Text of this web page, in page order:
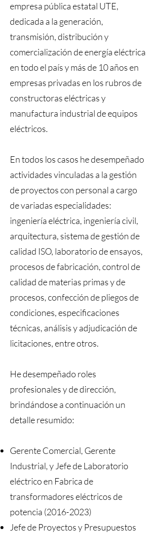
empresa pública estatal UTE,
dedicada a la generación,
transmisión, distribución y
comercialización de energía eléctrica
en todo el país y más de 10 años en
empresas privadas en los rubros de
constructoras eléctricas y
manufactura industrial de equipos
eléctricos.
En todos los casos he desempeñado
actividades vinculadas a la gestión
de proyectos con personal a cargo
de variadas especialidades:
ingeniería eléctrica, ingeniería civil,
arquitectura, sistema de gestión de
calidad ISO, laboratorio de ensayos,
procesos de fabricación, control de
calidad de materias primas y de
procesos, confección de pliegos de
condiciones, especificaciones
técnicas, análisis y adjudicación de
licitaciones, entre otros.
He desempeñado roles
profesionales y de dirección,
brindándose a continuación un
detalle resumido:
Gerente Comercial, Gerente
Industrial, y Jefe de Laboratorio
eléctrico en Fabrica de
transformadores eléctricos de
potencia (2016-2023)
Jefe de Proyectos y Presupuestos